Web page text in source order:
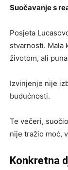
Suočavanje s
Posjeta
stvarnosti. Mala
životom, ali
Izvinjenje nije
budućnosti.
Te večeri,
nije tražio moć,
Konkretna